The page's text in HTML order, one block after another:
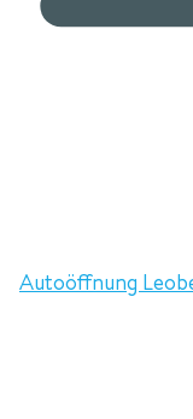
Autoöffnung